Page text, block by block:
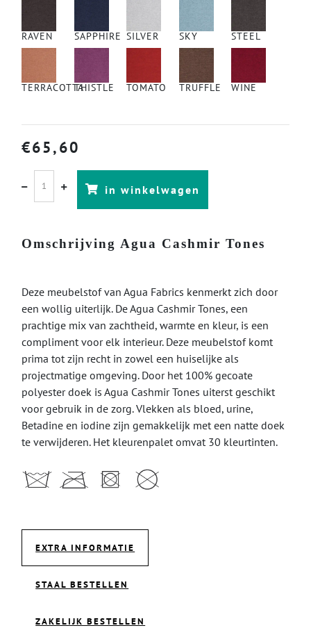
RAVEN SAPPHIRE SILVER SKY STEEL
TERRACOTTATHISTLE TOMATO TRUFFLE WINE
€65,60
in winkelwagen
Omschrijving Agua Cashmir Tones
Deze meubelstof van Agua Fabrics kenmerkt zich door
een wollig uiterlijk. De Agua Cashmir Tones, een
prachtige mix van zachtheid, warmte en kleur, is een
compliment voor elk interieur. Deze meubelstof komt
prima tot zijn recht in zowel een huiselijke als
projectmatige omgeving. Door het 100% gecoate
polyester doek is Agua Cashmir Tones uiterst geschikt
voor gebruik in de zorg. Vlekken als bloed, urine,
Betadine en iodine zijn gemakkelijk met een natte doek
te verwijderen. Het kleurenpalet omvat 30 kleurtinten.
EXTRA INFORMATIE
STAAL BESTELLEN
ZAKELIJK BESTELLEN